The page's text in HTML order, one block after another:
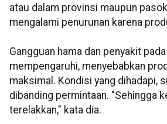
atau dalam provinsi maupun
mengalami penurunan karena
Gangguan hama dan penyakit
mempengaruhi, menyebabkan
maksimal. Kondisi yang dihadapi,
dibanding permintaan. "Sehingga
terelakkan," kata dia.